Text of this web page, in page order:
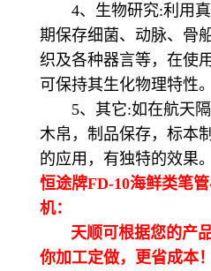
4、生物研究:利用真
期保存细菌、动脉、骨
织及各种器言等，在使
可保持其生化物理特性。
5、其它:如在航天隔
木帛，制品保存，标本
的应用，有独特的效果。
恒途牌FD-10海鲜类笔
机：
天顺可根据您的产品
你加工定做，更省成本